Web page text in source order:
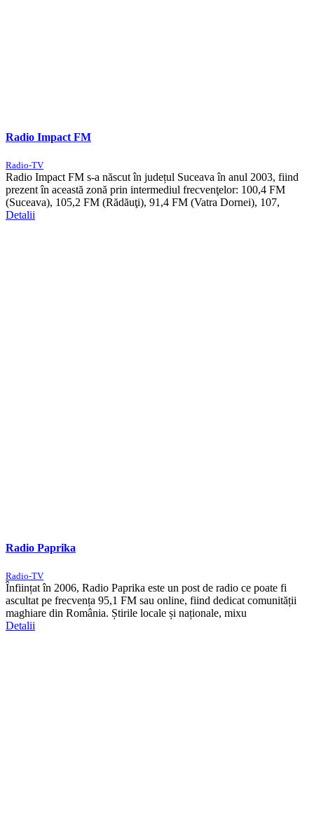
Radio Impact FM
Radio-TV
Radio Impact FM s-a născut în județul Suceava în anul 2003, fiind
prezent în această zonă prin intermediul frecvenţelor: 100,4 FM
(Suceava), 105,2 FM (Rădăuţi), 91,4 FM (Vatra Dornei), 107,
Detalii
Radio Paprika
Radio-TV
Înființat în 2006, Radio Paprika este un post de radio ce poate fi
ascultat pe frecvența 95,1 FM sau online, fiind dedicat comunității
maghiare din România. Știrile locale și naționale, mixu
Detalii